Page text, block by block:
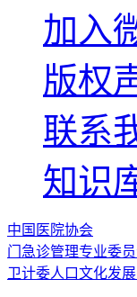
加入
版权
联系
知识
中国医院协会
门急诊管理专业委
卫计委人口文化发